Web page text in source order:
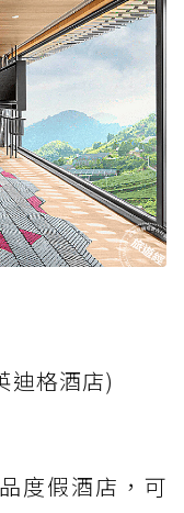
迪格酒店)
度假酒店，可